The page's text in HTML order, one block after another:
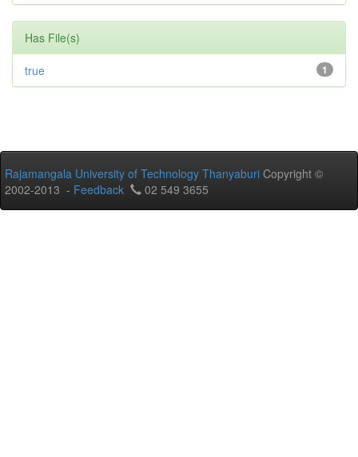
Has File(s)
1
true
Rajamangala University of Technology Thanyaburi Copyright ©
2002-2013 - Feedback 02 549 3655